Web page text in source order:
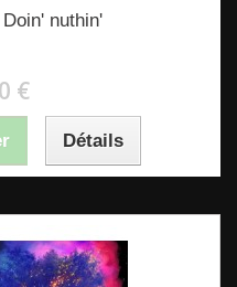
nuthin'
€
Détails